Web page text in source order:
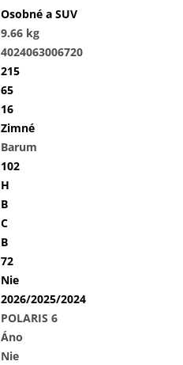
Osobné a SUV
9.66 kg
4024063006720
215
65
16
Zimné
Barum
102
H
B
C
B
72
Nie
2026/2025/2024
POLARIS 6
Áno
Nie